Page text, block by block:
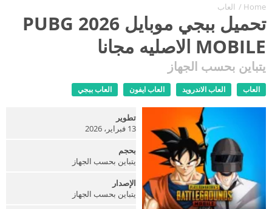
Home
/ العاب
تحميل ببجي موبايل 2026 PUBG
MOBILE الاصليه مجانا
يتباين بحسب الجهاز
العاب العاب الاندرويد العاب ايفون العاب ببجي
تطوير
13 فبراير، 2026
بحجم
يتباين بحسب الجهاز
الإصدار
يتباين بحسب الجهاز